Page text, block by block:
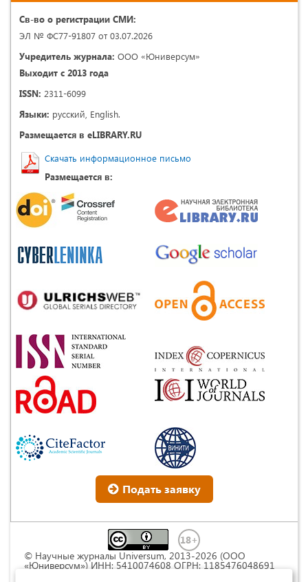
Св-во о регистрации СМИ:
ЭЛ № ФС77-91807 от 03.07.2026
Учредитель журнала: ООО «Юниверсум»
Выходит с 2013 года
ISSN: 2311-6099
Языки: русский, English.
Размещается в eLIBRARY.RU
Скачать информационное письмо
Размещается в:
Подать заявку
© Научные журналы Universum, 2013-2026 (ООО
«Юниверсум») ИНН: 5410074608 ОГРН: 1185476048691